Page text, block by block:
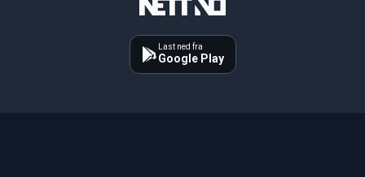
Last ned fra
Google Play